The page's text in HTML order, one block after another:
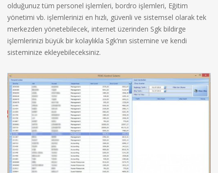
olduğunuz tüm personel işlemleri, bordro işlemleri, Eğitim
yönetimi vb. işlemlerinizi en hızlı, güvenli ve sistemsel olarak tek
merkezden yönetebilecek, internet üzerinden Sgk bildirge
işlemlerinizi büyük bir kolaylıkla Sgk’nın sistemine ve kendi
sisteminize ekleyebileceksiniz.